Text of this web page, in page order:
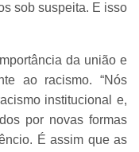
sob suspeita. E isso
da união e
ao racismo. “Nós
institucional e,
por novas formas
É assim que as